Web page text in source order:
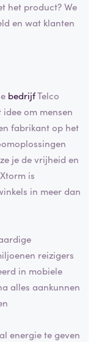
het product? We
en wat klanten
bedrijfTelco
om mensen
fabrikant op het
je de vrijheid en
is
in meer dan
reizigers
in mobiele
alles aankunnen
energie te geven